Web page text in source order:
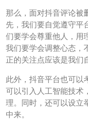
那么，面对抖音评论被
先，我们要自觉遵守平
们要学会尊重他人，用
我们要学会调整心态，
正的关注点应该是我们
此外，抖音平台也可以
可以引入人工智能技术
理。同时，还可以设立
中来。